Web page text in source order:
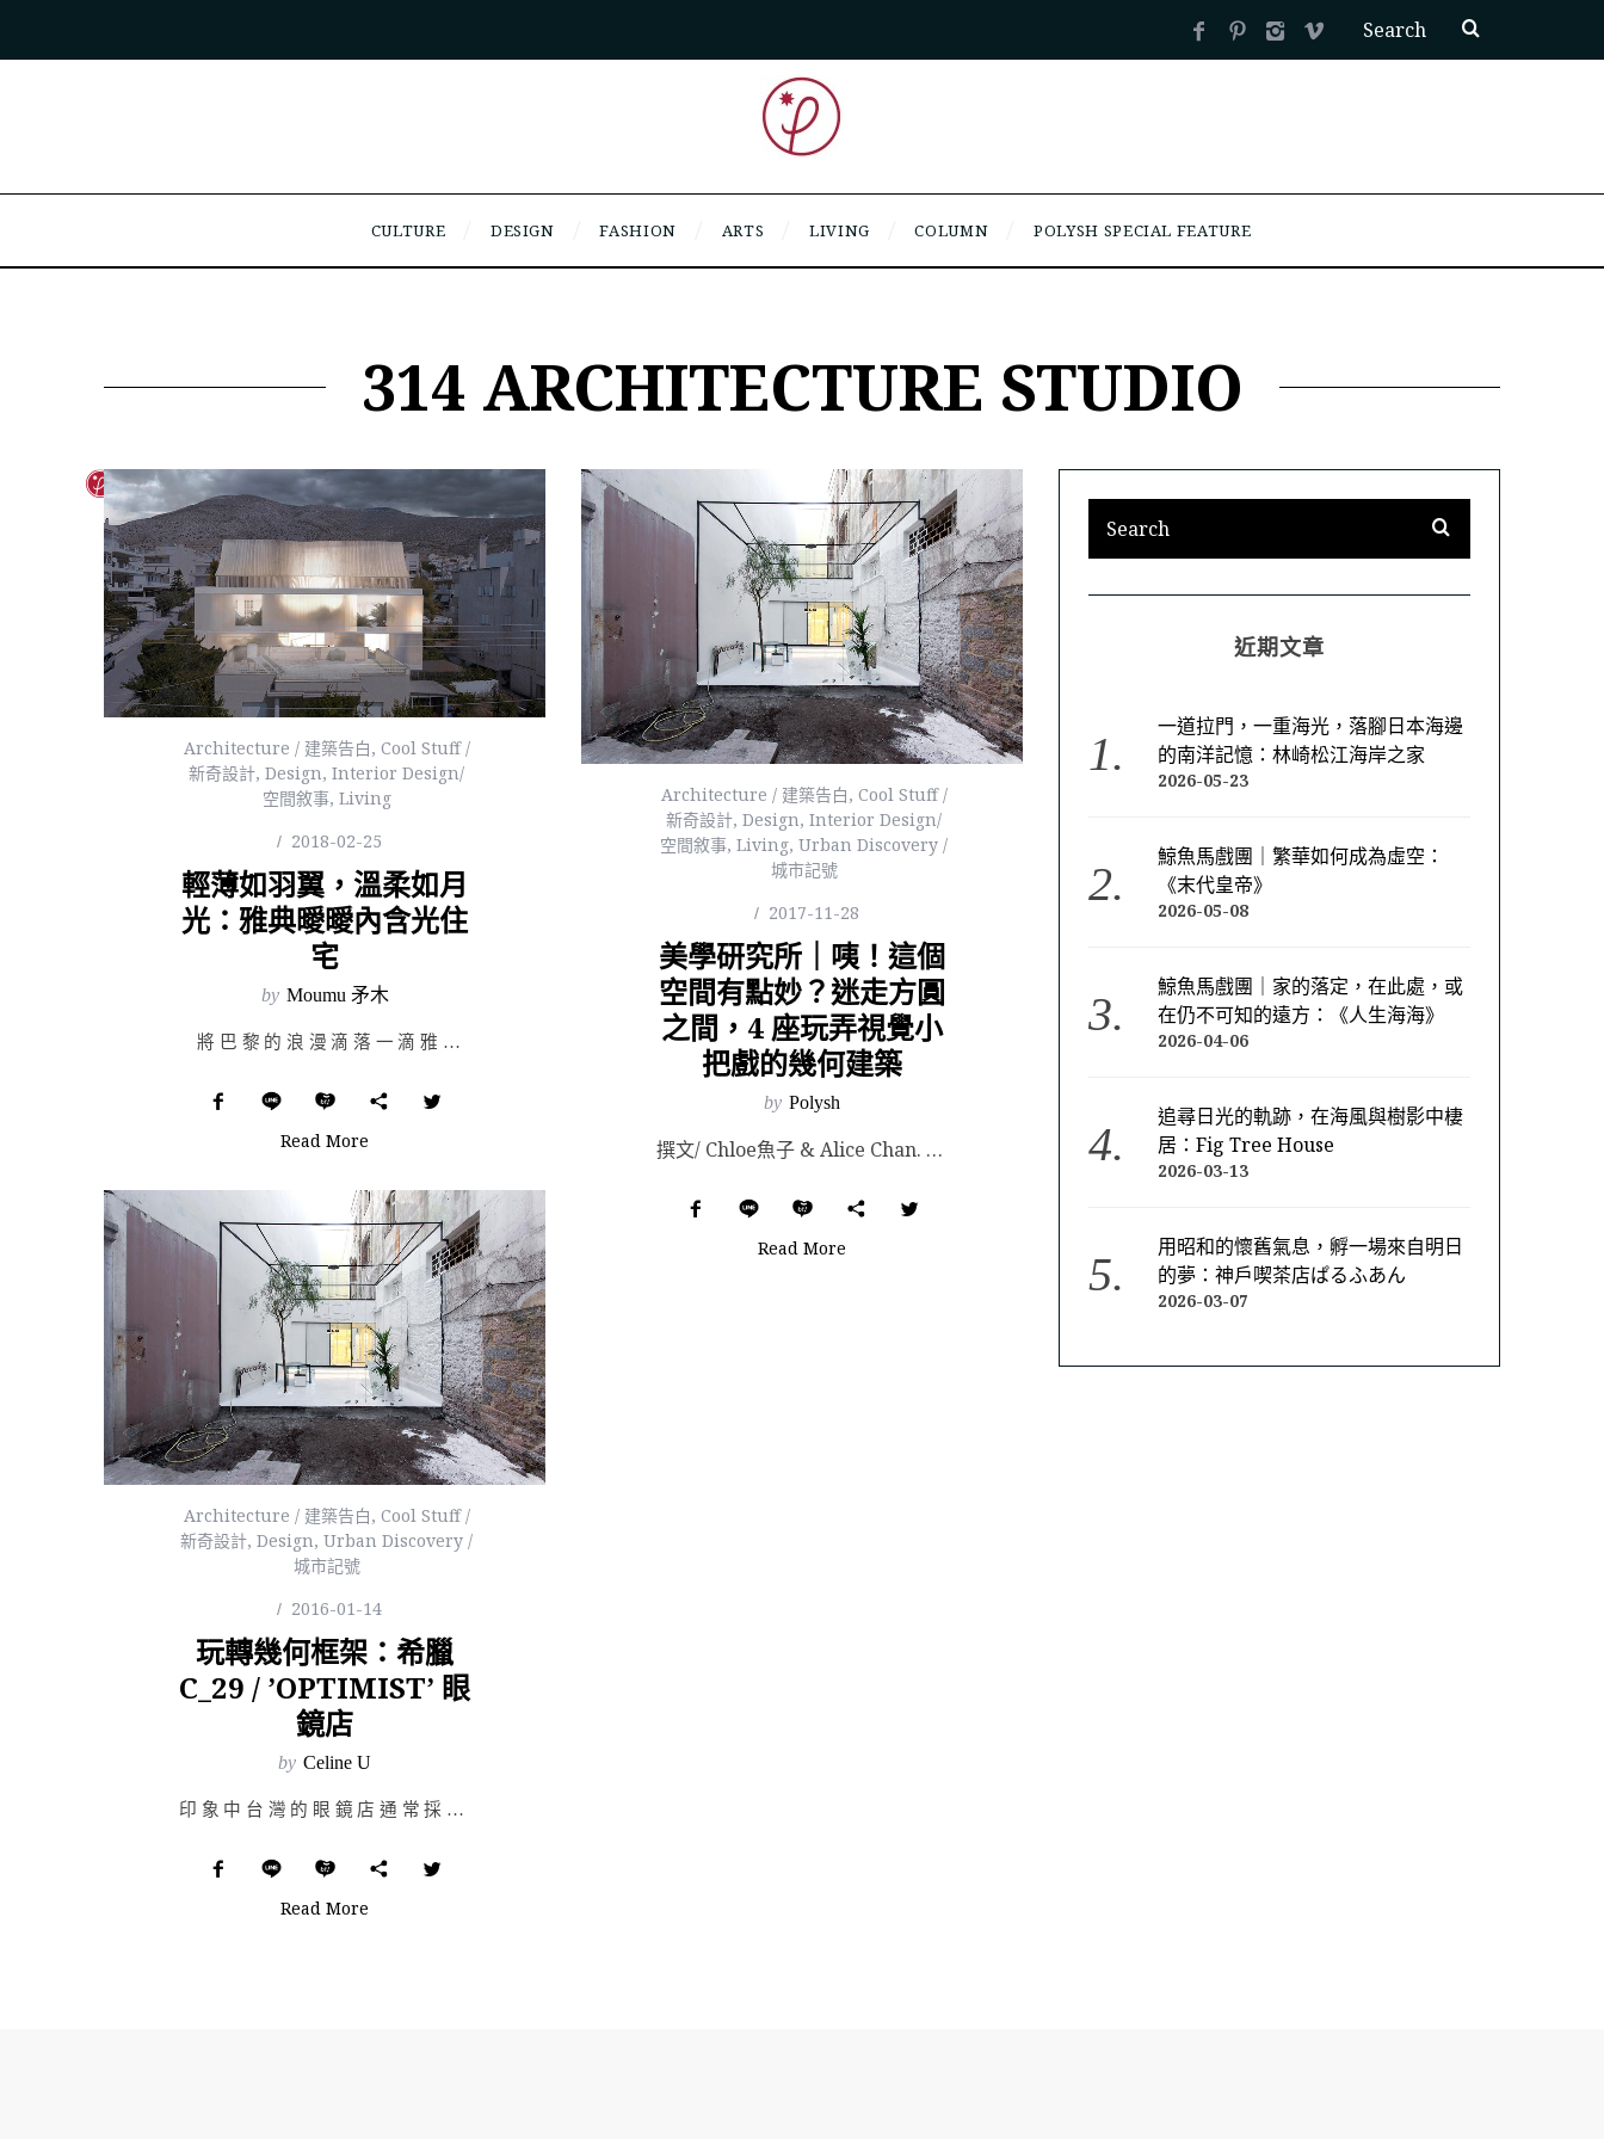
CULTURE DESIGN FASHION ARTS LIVING COLUMN POLYSH SPECIAL FEATURE
314 ARCHITECTURE STUDIO
Architecture / 建築告白, Cool Stuff /
新奇設計, Design, Interior Design/
空間敘事, Living
2018-02-25
輕薄如羽翼，溫柔如月
光：雅典曖曖內含光住
宅
by Moumu 矛木
將巴黎的浪漫滴落一滴雅典式的古雅，彷若古希臘建築的舊曲新唱。位於雅典市近郊內的格利法扎…
Read More
Architecture / 建築告白, Cool Stuff /
新奇設計, Design, Interior Design/
空間敘事, Living, Urban Discovery /
城市記號
2017-11-28
美學研究所｜咦！這個
空間有點妙？迷走方圓
之間，4 座玩弄視覺小
把戲的幾何建築
by Polysh
撰文/ Chloe魚子 & Alice Chan. Image Sources: Archi...
Read More
Architecture / 建築告白, Cool Stuff /
新奇設計, Design, Urban Discovery /
城市記號
2016-01-14
玩轉幾何框架：希臘
C_29 / ’OPTIMIST’ 眼
鏡店
by Celine U
印象中台灣的眼鏡店通常採開放式或玻璃門兩種，大而顯眼的招牌及懸掛在店面上方的特價紅布幔是在地特色，展…
Read More
近期文章
一道拉門，一重海光，落腳日本海邊
的南洋記憶：林崎松江海岸之家
2026-05-23
鯨魚馬戲團｜繁華如何成為虛空：
《末代皇帝》
2026-05-08
鯨魚馬戲團｜家的落定，在此處，或
在仍不可知的遠方：《人生海海》
2026-04-06
追尋日光的軌跡，在海風與樹影中棲
居：Fig Tree House
2026-03-13
用昭和的懷舊氣息，孵一場來自明日
的夢：神戶喫茶店ぱるふあん
2026-03-07